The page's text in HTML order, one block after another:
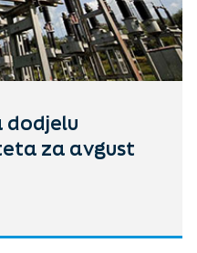
dodjelu
za avgust